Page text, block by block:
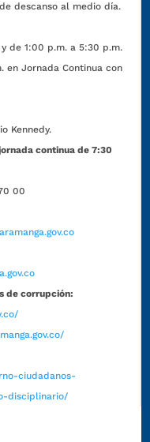
descanso al medio día.
de 1:00 p.m. a 5:30 p.m.
Continua con
Kennedy.
continua de 7:30
00
de corrupción:
ciudadanos-
disciplinario/